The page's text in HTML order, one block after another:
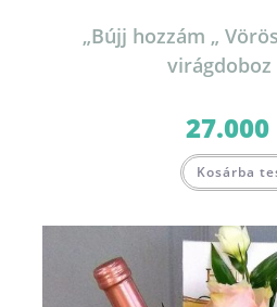
„Bújj hozzám „
virágdoboz
27.000
Kosárba